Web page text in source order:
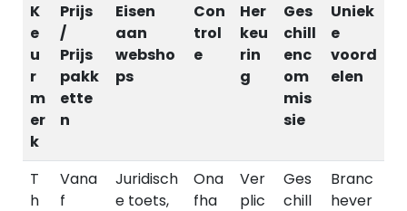
K
e
u
r
m
er
k
Prijs
/
Prijs
pakk
ette
n
Eisen
aan
websho
ps
Con
trol
e
Her
keu
rin
g
Ges
chill
enc
om
mis
sie
Uniek
e
voord
elen
T
h
Vana
f
Juridisch
e toets,
Ona
fha
Ver
plic
Ges
chill
Branc
hever